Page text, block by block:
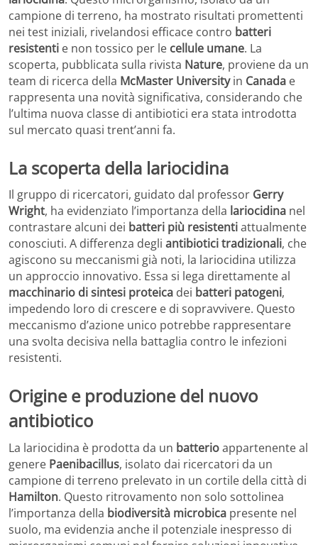
campione di terreno, ha mostrato risultati promettenti
nei test iniziali, rivelandosi efficace contro batteri
resistenti e non tossico per le cellule umane. La
scoperta, pubblicata sulla rivista Nature, proviene da un
team di ricerca della McMaster Universityin Canada e
rappresenta una novità significativa, considerando che
l’ultima nuova classe di antibiotici era stata introdotta
sul mercato quasi trent’anni fa.
La scoperta della lariocidina
Il gruppo di ricercatori, guidato dal professor Gerry
Wright, ha evidenziato l’importanza della lariocidina nel
contrastare alcuni dei batteri più resistentiattualmente
conosciuti. A differenza degli antibiotici tradizionali, che
agiscono su meccanismi già noti, la lariocidina utilizza
un approccio innovativo. Essa si lega direttamente al
macchinario di sintesi proteica dei batteri patogeni,
impedendo loro di crescere e di sopravvivere. Questo
meccanismo d’azione unico potrebbe rappresentare
una svolta decisiva nella battaglia contro le infezioni
resistenti.
Origine e produzione del nuovo
antibiotico
La lariocidina è prodotta da un batterioappartenente al
genere Paenibacillus, isolato dai ricercatori da un
campione di terreno prelevato in un cortile della città di
Hamilton. Questo ritrovamento non solo sottolinea
l’importanza della biodiversità microbica presente nel
suolo, ma evidenzia anche il potenziale inespresso di